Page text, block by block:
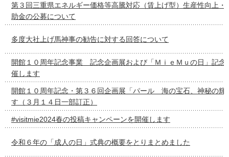
第３回三重県エネルギー価格等高騰対応（賃上げ型）生産性向上・
助金の公募について
多度大社上げ馬神事の勧告に対する回答について
開館１０周年記念事業 記念企画展および「ＭｉｅＭｕの日」記念
催します
開館１０周年記念・第３６回企画展「パール 海の宝石、神秘の輝
す（３月１４日一部訂正）
#visitmie2024春の投稿キャンペーンを開催します
令和６年の「成人の日」式典の概要をとりまとめました